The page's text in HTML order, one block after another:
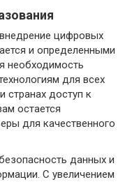
цифровых
и определенными
необходимость
для всех
странах доступ к
остается
для качественного
данных и
С увеличением